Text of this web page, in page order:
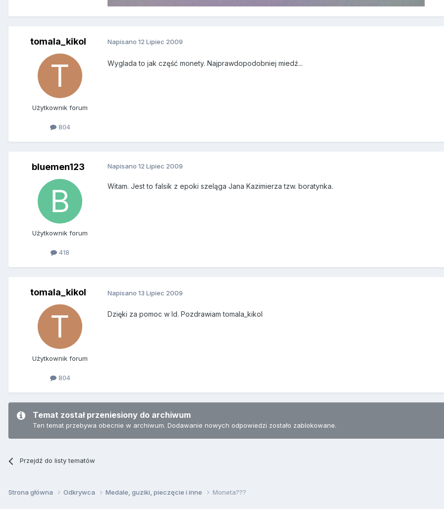
tomala_kikol
Użytkownik forum
804
Napisano 12 Lipiec 2009
Wyglada to jak część monety. Najprawdopodobniej miedź...
bluemen123
Użytkownik forum
418
Napisano 12 Lipiec 2009
Witam. Jest to falsik z epoki szeląga Jana Kazimierza tzw. boratynka.
tomala_kikol
Użytkownik forum
804
Napisano 13 Lipiec 2009
Dzięki za pomoc w Id. Pozdrawiam tomala_kikol
Temat został przeniesiony do archiwum
Ten temat przebywa obecnie w archiwum. Dodawanie nowych odpowiedzi zostało zablokowane.
Przejdź do listy tematów
Strona główna Odkrywca Medale, guziki, pieczęcie i inne Moneta???